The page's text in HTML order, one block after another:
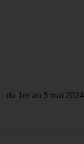
- du 1er au 5 mai 2024